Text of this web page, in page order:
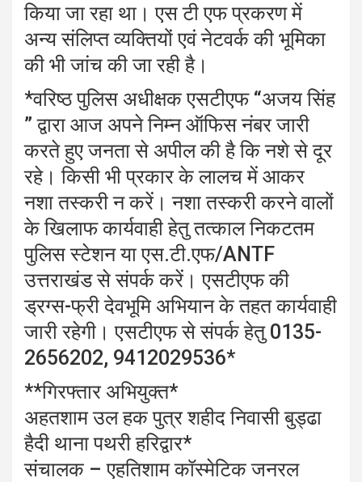
किया जा रहा था। एस टी एफ प्रकरण में
अन्य संलिप्त व्यक्तियों एवं नेटवर्क की भूमिका
की भी जांच की जा रही है।
*वरिष्ठ पुलिस अधीक्षक एसटीएफ “अजय सिंह
” द्वारा आज अपने निम्न ऑफिस नंबर जारी
करते हुए जनता से अपील की है कि नशे से दूर
रहे। किसी भी प्रकार के लालच में आकर
नशा तस्करी न करें। नशा तस्करी करने वालों
के खिलाफ कार्यवाही हेतु तत्काल निकटतम
पुलिस स्टेशन या एस.टी.एफ/ANTF
उत्तराखंड से संपर्क करें। एसटीएफ की
ड्रग्स-फ्री देवभूमि अभियान के तहत कार्यवाही
जारी रहेगी। एसटीएफ से संपर्क हेतु 0135-
2656202, 9412029536*
**गिरफ्तार अभियुक्त*
अहतशाम उल हक पुत्र शहीद निवासी बुड्ढा
हैदी थाना पथरी हरिद्वार*
संचालक – एहतिशाम कॉस्मेटिक जनरल